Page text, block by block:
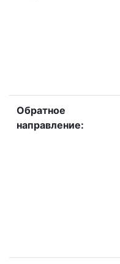
Обратное
направление: